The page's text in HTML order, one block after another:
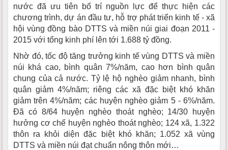
nước đã ưu tiên bố trí nguồn lực để thực hiện các
chương trình, dự án đầu tư, hỗ trợ phát triển kinh tế - xã
hội vùng đồng bào DTTS và miền núi giai đoạn 2011 -
2015 với tổng kinh phí lên tới 1.688 tỷ đồng.
Nhờ đó, tốc độ tăng trưởng kinh tế vùng DTTS và miền
núi khá cao, bình quân 7%/năm, cao hơn bình quân
chung của cả nước. Tỷ lệ hộ nghèo giảm nhanh, bình
quân giảm 4%/năm; riêng các xã đặc biệt khó khăn
giảm trên 4%/năm; các huyện nghèo giảm 5 - 6%/năm.
Đã có 8/64 huyện nghèo thoát nghèo; 14/30 huyện
hưởng cơ chế huyện nghèo thoát nghèo; 124 xã, 1.322
thôn ra khỏi diện đặc biệt khó khăn; 1.052 xã vùng
DTTS và miền núi đạt chuẩn nông thôn mới…